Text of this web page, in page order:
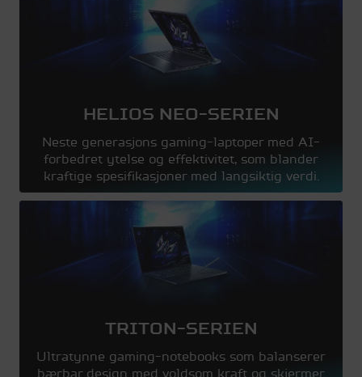
HELIOS NEO-SERIEN
Neste generasjons gaming-laptoper med AI-
forbedret ytelse og effektivitet, som blander
kraftige spesifikasjoner med langsiktig verdi.
TRITON-SERIEN
Ultratynne gaming-notebooks som balanserer
bærbar design med voldsom kraft og skjermer